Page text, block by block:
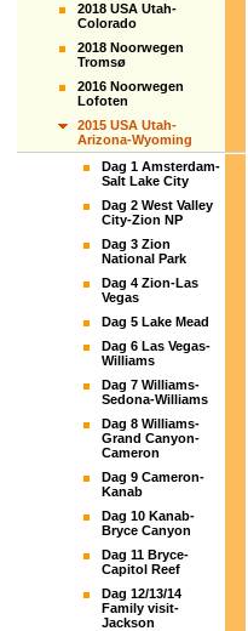
2018 USA Utah-
Colorado
2018 Noorwegen
Tromsø
2016 Noorwegen
Lofoten
2015 USA Utah-
Arizona-Wyoming
Dag 1 Amsterdam-
Salt Lake City
Dag 2 West Valley
City-Zion NP
Dag 3 Zion
National Park
Dag 4 Zion-Las
Vegas
Dag 5 Lake Mead
Dag 6 Las Vegas-
Williams
Dag 7 Williams-
Sedona-Williams
Dag 8 Williams-
Grand Canyon-
Cameron
Dag 9 Cameron-
Kanab
Dag 10 Kanab-
Bryce Canyon
Dag 11 Bryce-
Capitol Reef
Dag 12/13/14
Family visit-
Jackson